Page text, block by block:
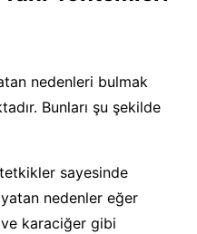
nedenleri bulmak
Bunları şu şekilde
sayesinde
nedenler eğer
karaciğer gibi